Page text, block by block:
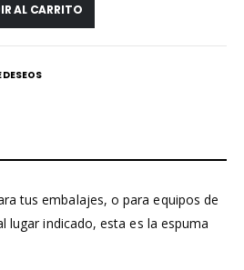
AL CARRITO
DESEOS
tus embalajes, o para equipos de
lugar indicado, esta es la espuma